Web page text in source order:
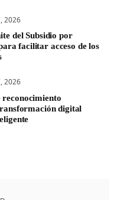
2026
del Subsidio por
facilitar acceso de los
2026
reconocimiento
digital